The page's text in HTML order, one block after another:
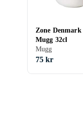
Zone Denmark
Mugg 32cl
Mugg
75 kr